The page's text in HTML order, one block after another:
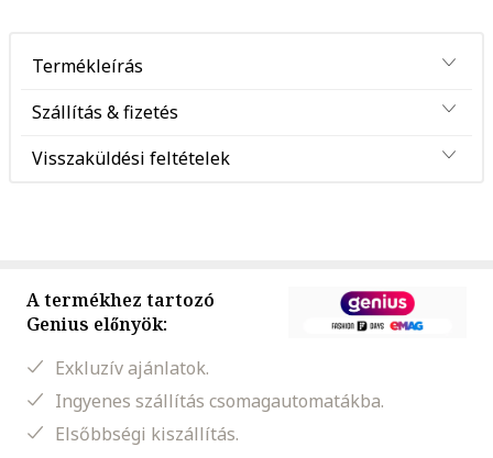
Termékleírás
Szállítás & fizetés
Visszaküldési feltételek
A termékhez tartozó
Genius előnyök:
Exkluzív ajánlatok.
Ingyenes szállítás csomagautomatákba.
Elsőbbségi kiszállítás.